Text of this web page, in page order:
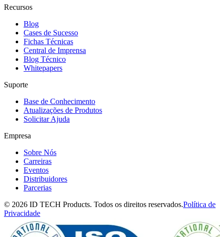
Recursos
Blog
Cases de Sucesso
Fichas Técnicas
Central de Imprensa
Blog Técnico
Whitepapers
Suporte
Base de Conhecimento
Atualizações de Produtos
Solicitar Ajuda
Empresa
Sobre Nós
Carreiras
Eventos
Distribuidores
Parcerias
© 2026 ID TECH Products. Todos os direitos reservados.Política de
Privacidade